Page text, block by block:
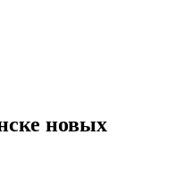
новых